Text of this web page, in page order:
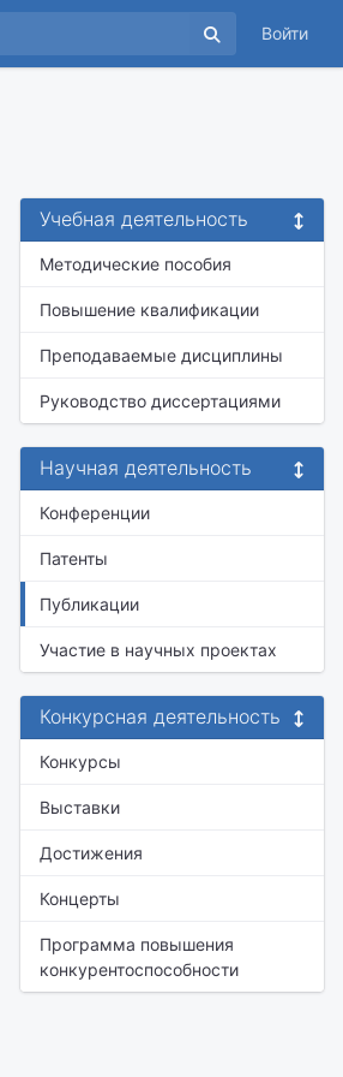
Войти
Учебная деятельность
Методические пособия
Повышение квалификации
Преподаваемые дисциплины
Руководство диссертациями
Научная деятельность
Конференции
Патенты
Публикации
Участие в научных проектах
Конкурсная деятельность
Конкурсы
Выставки
Достижения
Концерты
Программа повышения
конкурентоспособности